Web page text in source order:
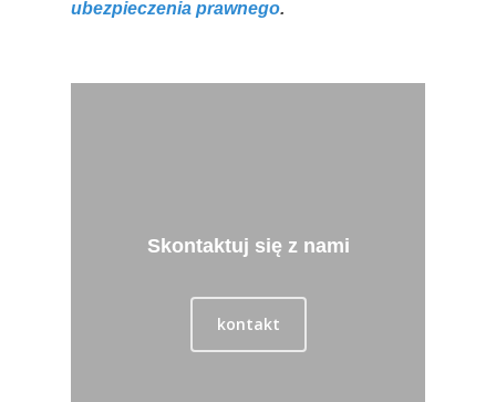
ubezpieczenia prawnego.
Skontaktuj się z nami
kontakt